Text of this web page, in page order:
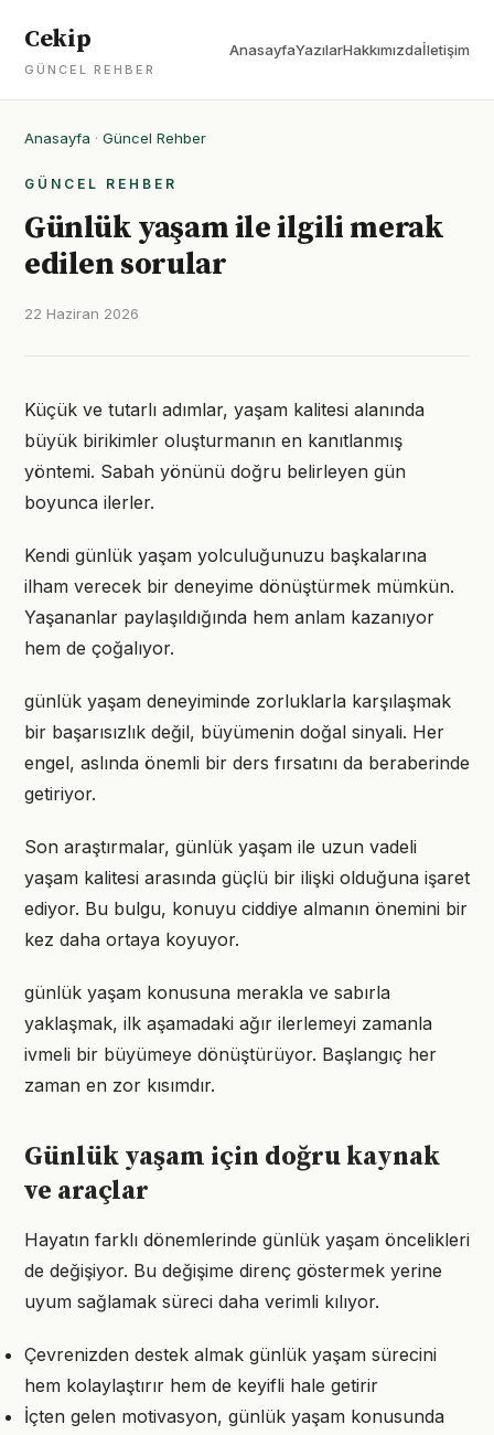
Cekip
GÜNCEL REHBER
AnasayfaYazılarHakkımızdaİletişim
Anasayfa · Güncel Rehber
GÜNCEL REHBER
Günlük yaşam ile ilgili merak
edilen sorular
22 Haziran 2026
Küçük ve tutarlı adımlar, yaşam kalitesi alanında
büyük birikimler oluşturmanın en kanıtlanmış
yöntemi. Sabah yönünü doğru belirleyen gün
boyunca ilerler.
Kendi günlük yaşam yolculuğunuzu başkalarına
ilham verecek bir deneyime dönüştürmek mümkün.
Yaşananlar paylaşıldığında hem anlam kazanıyor
hem de çoğalıyor.
günlük yaşam deneyiminde zorluklarla karşılaşmak
bir başarısızlık değil, büyümenin doğal sinyali. Her
engel, aslında önemli bir ders fırsatını da beraberinde
getiriyor.
Son araştırmalar, günlük yaşam ile uzun vadeli
yaşam kalitesi arasında güçlü bir ilişki olduğuna işaret
ediyor. Bu bulgu, konuyu ciddiye almanın önemini bir
kez daha ortaya koyuyor.
günlük yaşam konusuna merakla ve sabırla
yaklaşmak, ilk aşamadaki ağır ilerlemeyi zamanla
ivmeli bir büyümeye dönüştürüyor. Başlangıç her
zaman en zor kısımdır.
Günlük yaşam için doğru kaynak
ve araçlar
Hayatın farklı dönemlerinde günlük yaşam öncelikleri
de değişiyor. Bu değişime direnç göstermek yerine
uyum sağlamak süreci daha verimli kılıyor.
Çevrenizden destek almak günlük yaşam sürecini
hem kolaylaştırır hem de keyifli hale getirir
İçten gelen motivasyon, günlük yaşam konusunda